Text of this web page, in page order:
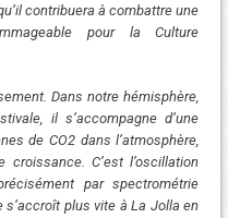
contribuera à combattre une
pour la Culture
Dans notre hémisphère,
il s’accompagne d’une
de CO2 dans l’atmosphère,
C’est l’oscillation
par spectrométrie
s’accroît plus vite à La Jolla en